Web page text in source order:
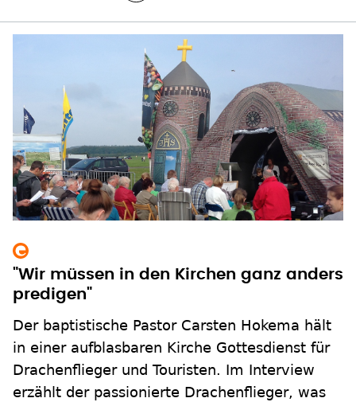
"Wir müssen in den Kirchen ganz anders
predigen"
Der baptistische Pastor Carsten Hokema hält
in einer aufblasbaren Kirche Gottesdienst für
Drachenflieger und Touristen. Im Interview
erzählt der passionierte Drachenflieger, was